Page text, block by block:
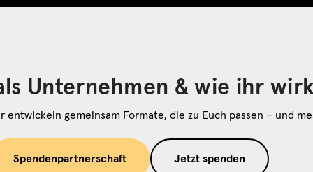
Unternehmen & wie ihr
gemeinsam Formate, die zu Euch passen – und
Spendenpartnerschaft Jetzt spenden